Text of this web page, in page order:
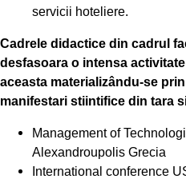
servicii hoteliere.
Cadrele didactice din cadrul
desfasoara o intensa
aceasta materializându-se
manifestari stiintifice din tara
Management of
Alexandroupolis Grecia
International conference